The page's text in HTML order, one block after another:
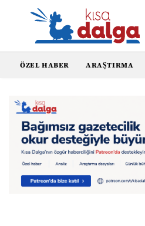
ÖZEL HABER ARAŞTIRMA